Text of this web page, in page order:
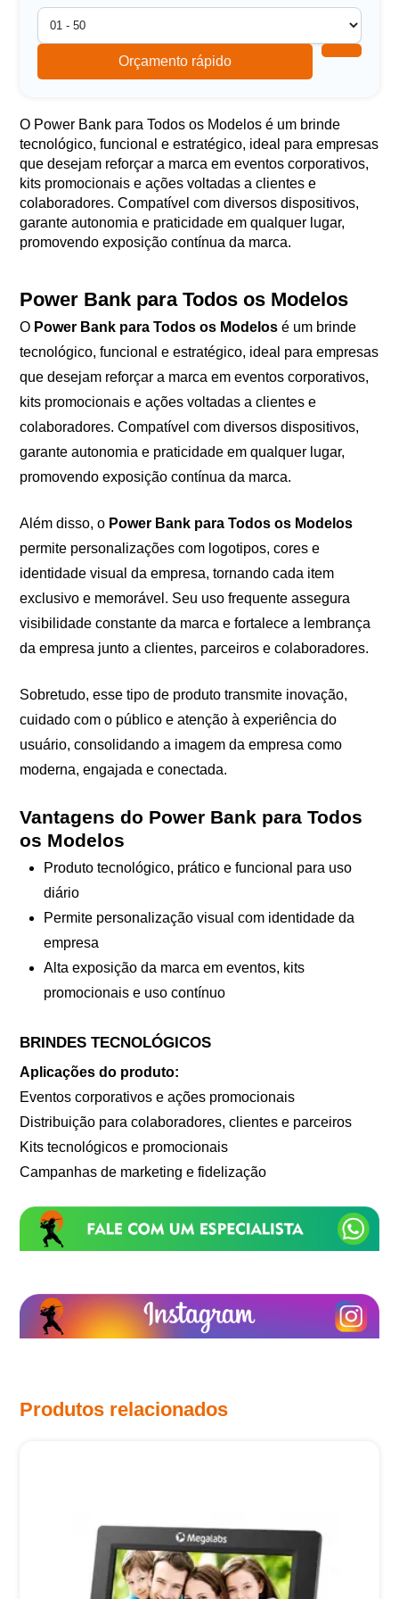
Orçamento rápido
O Power Bank para Todos os Modelos é um brinde
tecnológico, funcional e estratégico, ideal para empresas
que desejam reforçar a marca em eventos corporativos,
kits promocionais e ações voltadas a clientes e
colaboradores. Compatível com diversos dispositivos,
garante autonomia e praticidade em qualquer lugar,
promovendo exposição contínua da marca.
Power Bank para Todos os Modelos
O Power Bank para Todos os Modelos é um brinde
tecnológico, funcional e estratégico, ideal para empresas
que desejam reforçar a marca em eventos corporativos,
kits promocionais e ações voltadas a clientes e
colaboradores. Compatível com diversos dispositivos,
garante autonomia e praticidade em qualquer lugar,
promovendo exposição contínua da marca.
Além disso, o Power Bank para Todos os Modelos
permite personalizações com logotipos, cores e
identidade visual da empresa, tornando cada item
exclusivo e memorável. Seu uso frequente assegura
visibilidade constante da marca e fortalece a lembrança
da empresa junto a clientes, parceiros e colaboradores.
Sobretudo, esse tipo de produto transmite inovação,
cuidado com o público e atenção à experiência do
usuário, consolidando a imagem da empresa como
moderna, engajada e conectada.
Vantagens do Power Bank para Todos
os Modelos
Produto tecnológico, prático e funcional para uso
diário
Permite personalização visual com identidade da
empresa
Alta exposição da marca em eventos, kits
promocionais e uso contínuo
BRINDES TECNOLÓGICOS
Aplicações do produto:
Eventos corporativos e ações promocionais
Distribuição para colaboradores, clientes e parceiros
Kits tecnológicos e promocionais
Campanhas de marketing e fidelização
Produtos relacionados